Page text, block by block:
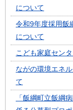
について
令和9年度採用飯
について
こども家庭セン
ながの環境エネ
て
「飯綱町立飯綱